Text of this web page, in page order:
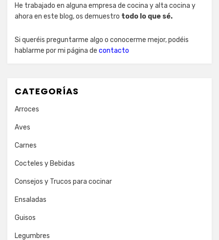
He trabajado en alguna empresa de cocina y alta cocina y
ahora en este blog, os demuestro todo lo que sé.
Si queréis preguntarme algo o conocerme mejor, podéis
hablarme por mi página de contacto
CATEGORÍAS
Arroces
Aves
Carnes
Cocteles y Bebidas
Consejos y Trucos para cocinar
Ensaladas
Guisos
Legumbres